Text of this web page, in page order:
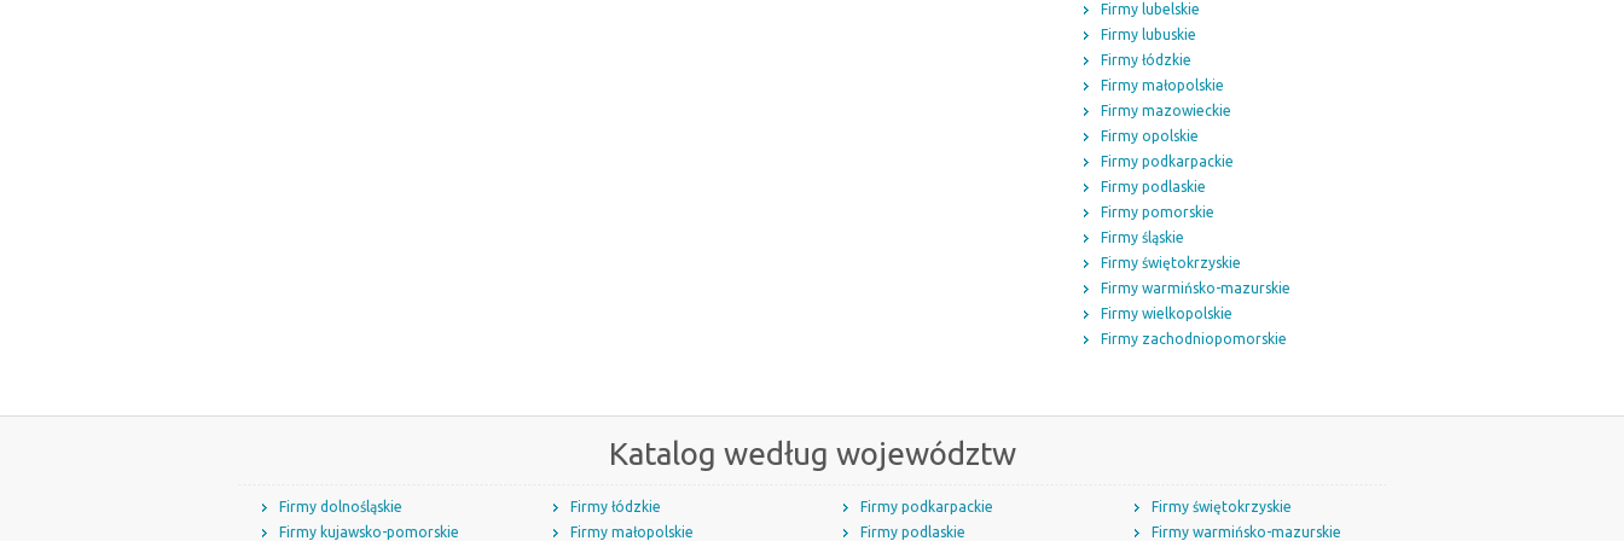
Firmy lubelskie
Firmy lubuskie
Firmy łódzkie
Firmy małopolskie
Firmy mazowieckie
Firmy opolskie
Firmy podkarpackie
Firmy podlaskie
Firmy pomorskie
Firmy śląskie
Firmy świętokrzyskie
Firmy warmińsko-mazurskie
Firmy wielkopolskie
Firmy zachodniopomorskie
Katalog według województw
Firmy dolnośląskie
Firmy kujawsko-pomorskie
Firmy łódzkie
Firmy małopolskie
Firmy podkarpackie
Firmy podlaskie
Firmy świętokrzyskie
Firmy warmińsko-mazurskie